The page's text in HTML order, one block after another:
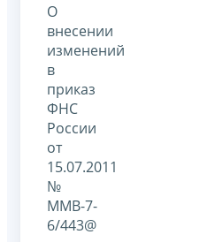
О
внесении
изменений
в
приказ
ФНС
России
от
15.07.2011
№
ММВ-7-
6/443@